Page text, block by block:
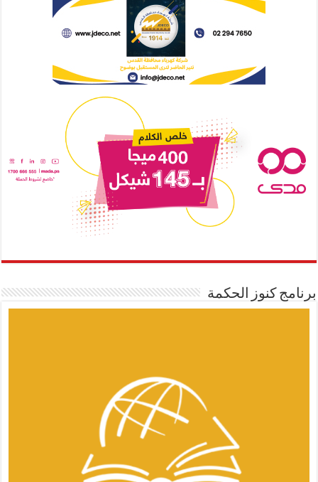
برنامج كنوز الحكمة